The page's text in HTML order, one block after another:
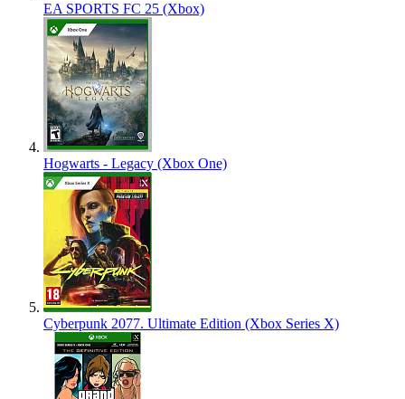
EA SPORTS FC 25 (Xbox)
Hogwarts - Legacy (Xbox One)
Cyberpunk 2077. Ultimate Edition (Xbox Series X)